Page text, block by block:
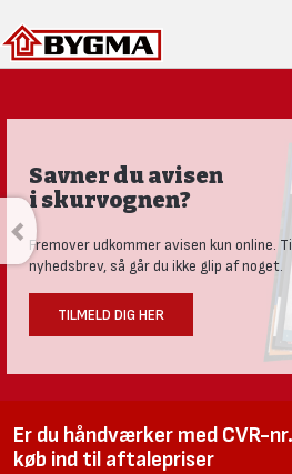
Savner du avisen
i skurvognen?
Fremover udkommer avisen kun online.
nyhedsbrev, så går du ikke glip af noget.
TILMELD DIG HER
Er du håndværker med CVR-
køb ind til aftalepriser